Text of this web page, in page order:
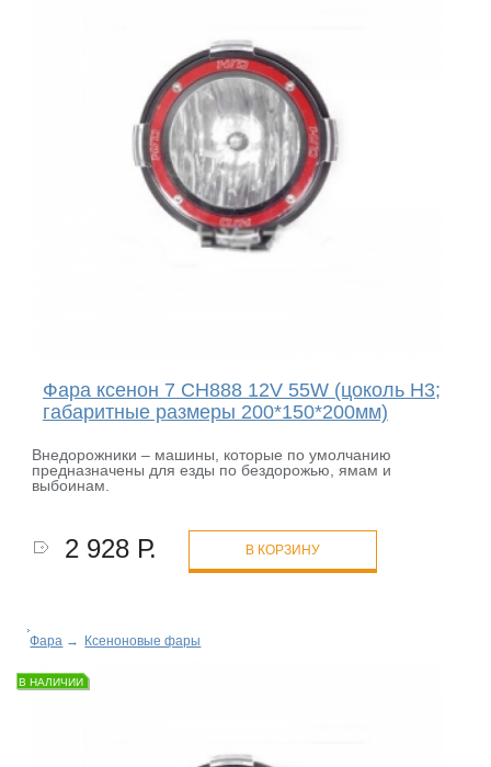
Фара ксенон 7 CH888 12V 55W (цоколь H3;
габаритные размеры 200*150*200мм)
Внедорожники – машины, которые по умолчанию
предназначены для езды по бездорожью, ямам и
выбоинам.
2 928 Р. В КОРЗИНУ
Фара → Ксеноновые фары
В НАЛИЧИИ